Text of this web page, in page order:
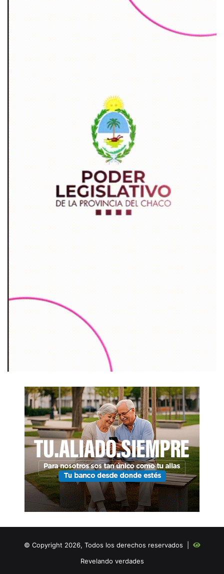
© Copyright 2026, Todos los derechos reservados |
Revelando verdades